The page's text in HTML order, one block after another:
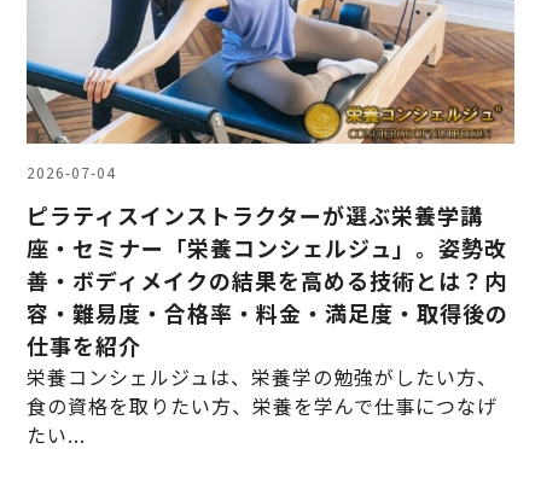
2026-07-04
ピラティスインストラクターが選ぶ栄養学講
座・セミナー「栄養コンシェルジュ」。姿勢改
善・ボディメイクの結果を高める技術とは？内
容・難易度・合格率・料金・満足度・取得後の
仕事を紹介
栄養コンシェルジュは、栄養学の勉強がしたい方、
食の資格を取りたい方、栄養を学んで仕事につなげ
たい...